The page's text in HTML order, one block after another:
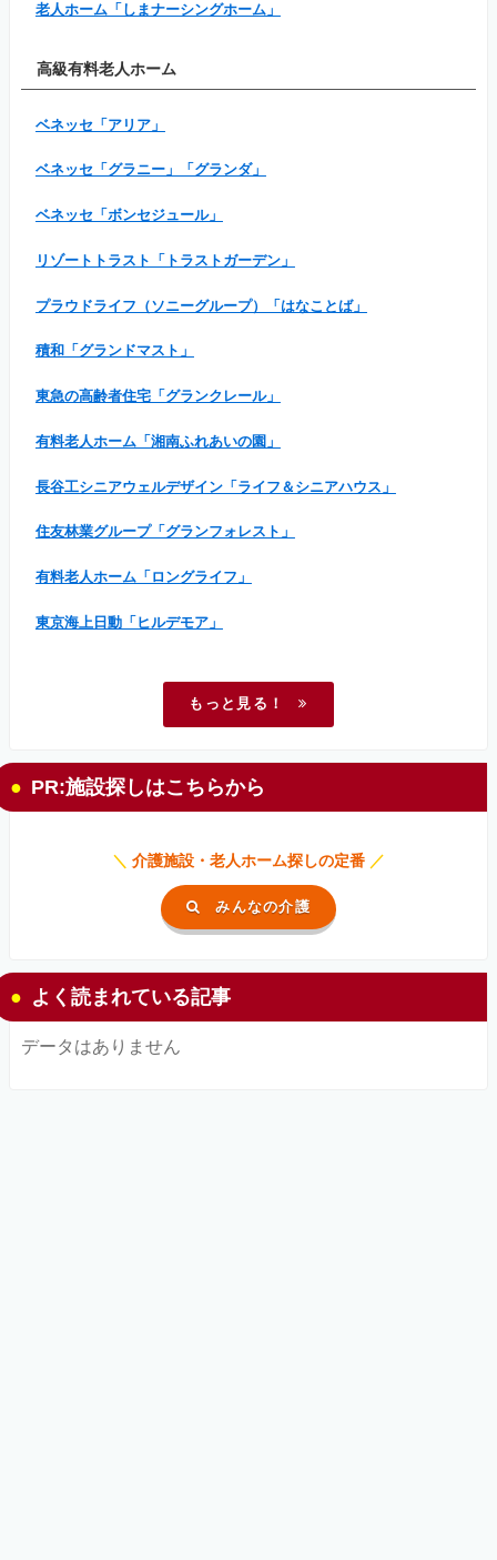
老人ホーム「しまナーシングホーム」
高級有料老人ホーム
ベネッセ「アリア」
ベネッセ「グラニー」「グランダ」
ベネッセ「ボンセジュール」
リゾートトラスト「トラストガーデン」
プラウドライフ（ソニーグループ）「はなことば」
積和「グランドマスト」
東急の高齢者住宅「グランクレール」
有料老人ホーム「湘南ふれあいの園」
長谷工シニアウェルデザイン「ライフ＆シニアハウス」
住友林業グループ「グランフォレスト」
有料老人ホーム「ロングライフ」
東京海上日動「ヒルデモア」
もっと見る！
PR:施設探しはこちらから
＼ 介護施設・老人ホーム探しの定番 ／
みんなの介護
よく読まれている記事
データはありません